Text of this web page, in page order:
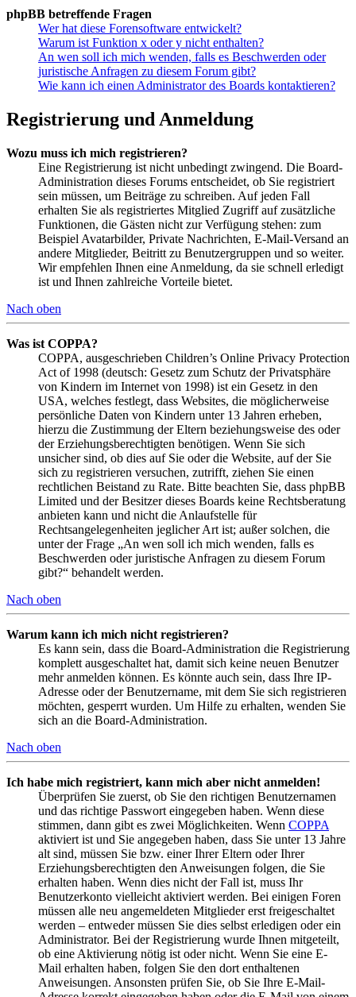
phpBB betreffende Fragen
Wer hat diese Forensoftware entwickelt?
Warum ist Funktion x oder y nicht enthalten?
An wen soll ich mich wenden, falls es Beschwerden oder
juristische Anfragen zu diesem Forum gibt?
Wie kann ich einen Administrator des Boards kontaktieren?
Registrierung und Anmeldung
Wozu muss ich mich registrieren?
Eine Registrierung ist nicht unbedingt zwingend. Die Board-
Administration dieses Forums entscheidet, ob Sie registriert
sein müssen, um Beiträge zu schreiben. Auf jeden Fall
erhalten Sie als registriertes Mitglied Zugriff auf zusätzliche
Funktionen, die Gästen nicht zur Verfügung stehen: zum
Beispiel Avatarbilder, Private Nachrichten, E-Mail-Versand an
andere Mitglieder, Beitritt zu Benutzergruppen und so weiter.
Wir empfehlen Ihnen eine Anmeldung, da sie schnell erledigt
ist und Ihnen zahlreiche Vorteile bietet.
Nach oben
Was ist COPPA?
COPPA, ausgeschrieben Children’s Online Privacy Protection
Act of 1998 (deutsch: Gesetz zum Schutz der Privatsphäre
von Kindern im Internet von 1998) ist ein Gesetz in den
USA, welches festlegt, dass Websites, die möglicherweise
persönliche Daten von Kindern unter 13 Jahren erheben,
hierzu die Zustimmung der Eltern beziehungsweise des oder
der Erziehungsberechtigten benötigen. Wenn Sie sich
unsicher sind, ob dies auf Sie oder die Website, auf der Sie
sich zu registrieren versuchen, zutrifft, ziehen Sie einen
rechtlichen Beistand zu Rate. Bitte beachten Sie, dass phpBB
Limited und der Besitzer dieses Boards keine Rechtsberatung
anbieten kann und nicht die Anlaufstelle für
Rechtsangelegenheiten jeglicher Art ist; außer solchen, die
unter der Frage „An wen soll ich mich wenden, falls es
Beschwerden oder juristische Anfragen zu diesem Forum
gibt?“ behandelt werden.
Nach oben
Warum kann ich mich nicht registrieren?
Es kann sein, dass die Board-Administration die Registrierung
komplett ausgeschaltet hat, damit sich keine neuen Benutzer
mehr anmelden können. Es könnte auch sein, dass Ihre IP-
Adresse oder der Benutzername, mit dem Sie sich registrieren
möchten, gesperrt wurden. Um Hilfe zu erhalten, wenden Sie
sich an die Board-Administration.
Nach oben
Ich habe mich registriert, kann mich aber nicht anmelden!
Überprüfen Sie zuerst, ob Sie den richtigen Benutzernamen
und das richtige Passwort eingegeben haben. Wenn diese
stimmen, dann gibt es zwei Möglichkeiten. Wenn COPPA
aktiviert ist und Sie angegeben haben, dass Sie unter 13 Jahre
alt sind, müssen Sie bzw. einer Ihrer Eltern oder Ihrer
Erziehungsberechtigten den Anweisungen folgen, die Sie
erhalten haben. Wenn dies nicht der Fall ist, muss Ihr
Benutzerkonto vielleicht aktiviert werden. Bei einigen Foren
müssen alle neu angemeldeten Mitglieder erst freigeschaltet
werden – entweder müssen Sie dies selbst erledigen oder ein
Administrator. Bei der Registrierung wurde Ihnen mitgeteilt,
ob eine Aktivierung nötig ist oder nicht. Wenn Sie eine E-
Mail erhalten haben, folgen Sie den dort enthaltenen
Anweisungen. Ansonsten prüfen Sie, ob Sie Ihre E-Mail-